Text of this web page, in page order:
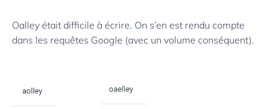
Oalley était difficile à écrire. On s’en est rendu compte
dans les requêtes Google (avec un volume conséquent).